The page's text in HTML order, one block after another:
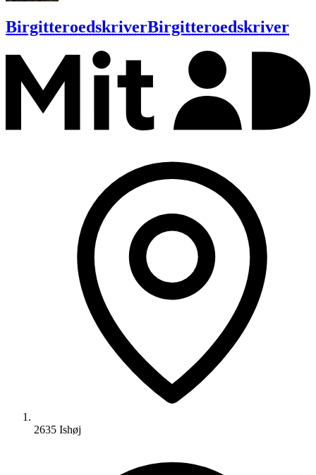
BirgitteroedskriverBirgitteroedskriver
2635 Ishøj